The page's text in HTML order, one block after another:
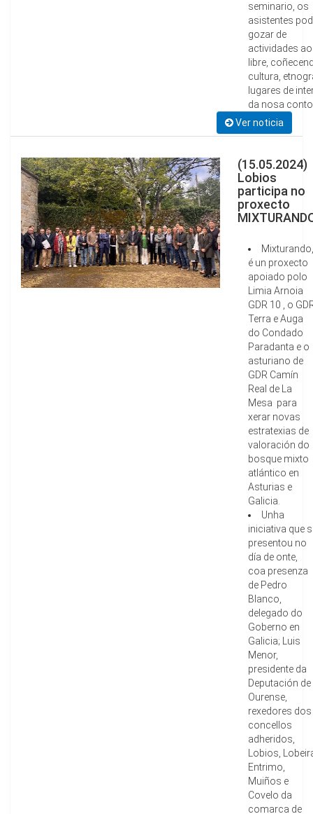
seminario, os
asistentes
gozar de
actividades
libre,
cultura,
lugares de
da nosa
Ver noticia
(15.05.2024)
Lobios
participa no
proxecto
Mixturando,
é un proxecto
apoiado polo
Limia Arnoia
GDR 10 , o
Terra e Auga
do Condado
Paradanta e o
asturiano de
GDR Camín
Real de La
Mesa para
xerar novas
estratexias de
valoración do
bosque mixto
atlántico en
Asturias e
Galicia.
Unha
iniciativa que
presentou no
día de onte,
coa presenza
de Pedro
Blanco,
delegado do
Goberno en
Galicia; Luis
Menor,
presidente da
Deputación de
Ourense,
rexedores dos
concellos
adheridos,
Lobios,
Entrimo,
Muiños e
Covelo da
comarca de